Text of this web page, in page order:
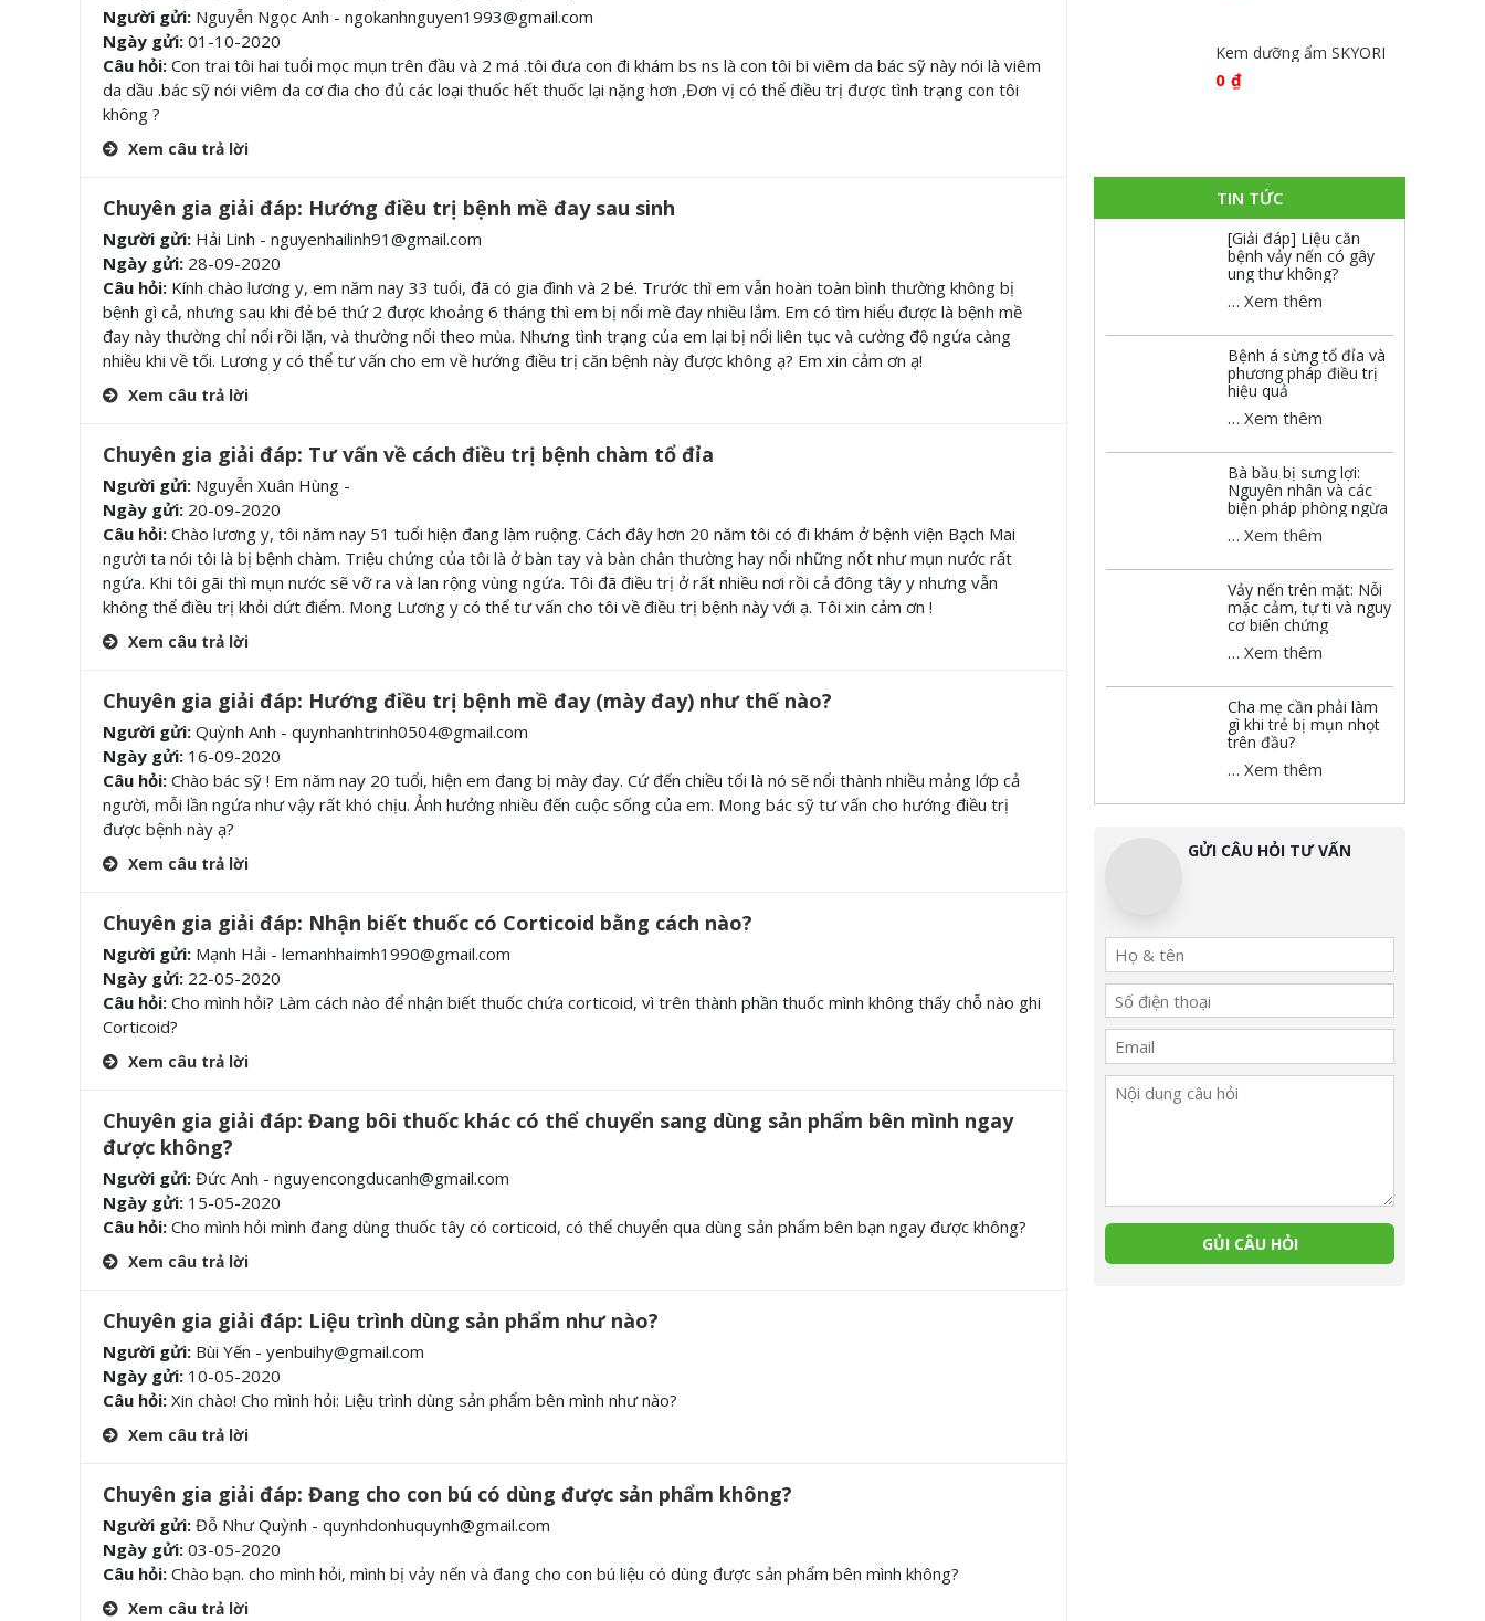
Người gửi: Nguyễn Ngọc Anh - ngokanhnguyen1993@gmail.com
Ngày gửi: 01-10-2020
Câu hỏi: Con trai tôi hai tuổi mọc mụn trên đầu và 2 má .tôi đưa con đi khám bs ns là con tôi bi viêm da bác sỹ này nói là viêm
da dầu .bác sỹ nói viêm da cơ đia cho đủ các loại thuốc hết thuốc lại nặng hơn ,Đơn vị có thể điều trị được tình trạng con tôi
không ?
Xem câu trả lời
Chuyên gia giải đáp: Hướng điều trị bệnh mề đay sau sinh
Người gửi: Hải Linh - nguyenhailinh91@gmail.com
Ngày gửi: 28-09-2020
Câu hỏi: Kính chào lương y, em năm nay 33 tuổi, đã có gia đình và 2 bé. Trước thì em vẫn hoàn toàn bình thường không bị
bệnh gì cả, nhưng sau khi đẻ bé thứ 2 được khoảng 6 tháng thì em bị nổi mề đay nhiều lắm. Em có tìm hiểu được là bệnh mề
đay này thường chỉ nổi rồi lặn, và thường nổi theo mùa. Nhưng tình trạng của em lại bị nổi liên tục và cường độ ngứa càng
nhiều khi về tối. Lương y có thể tư vấn cho em về hướng điều trị căn bệnh này được không ạ? Em xin cảm ơn ạ!
Xem câu trả lời
Chuyên gia giải đáp: Tư vấn về cách điều trị bệnh chàm tổ đỉa
Người gửi: Nguyễn Xuân Hùng -
Ngày gửi: 20-09-2020
Câu hỏi: Chào lương y, tôi năm nay 51 tuổi hiện đang làm ruộng. Cách đây hơn 20 năm tôi có đi khám ở bệnh viện Bạch Mai
người ta nói tôi là bị bệnh chàm. Triệu chứng của tôi là ở bàn tay và bàn chân thường hay nổi những nốt như mụn nước rất
ngứa. Khi tôi gãi thì mụn nước sẽ vỡ ra và lan rộng vùng ngứa. Tôi đã điều trị ở rất nhiều nơi rồi cả đông tây y nhưng vẫn
không thể điều trị khỏi dứt điểm. Mong Lương y có thể tư vấn cho tôi về điều trị bệnh này với ạ. Tôi xin cảm ơn !
Xem câu trả lời
Chuyên gia giải đáp: Hướng điều trị bệnh mề đay (mày đay) như thế nào?
Người gửi: Quỳnh Anh - quynhanhtrinh0504@gmail.com
Ngày gửi: 16-09-2020
Câu hỏi: Chào bác sỹ ! Em năm nay 20 tuổi, hiện em đang bị mày đay. Cứ đến chiều tối là nó sẽ nổi thành nhiều mảng lớp cả
người, mỗi lần ngứa như vậy rất khó chịu. Ảnh hưởng nhiều đến cuộc sống của em. Mong bác sỹ tư vấn cho hướng điều trị
được bệnh này ạ?
Xem câu trả lời
Chuyên gia giải đáp: Nhận biết thuốc có Corticoid bằng cách nào?
Người gửi: Mạnh Hải - lemanhhaimh1990@gmail.com
Ngày gửi: 22-05-2020
Câu hỏi: Cho mình hỏi? Làm cách nào để nhận biết thuốc chứa corticoid, vì trên thành phần thuốc mình không thấy chỗ nào ghi
Corticoid?
Xem câu trả lời
Chuyên gia giải đáp: Đang bôi thuốc khác có thể chuyển sang dùng sản phẩm bên mình ngay
được không?
Người gửi: Đức Anh - nguyencongducanh@gmail.com
Ngày gửi: 15-05-2020
Câu hỏi: Cho mình hỏi mình đang dùng thuốc tây có corticoid, có thể chuyển qua dùng sản phẩm bên bạn ngay được không?
Xem câu trả lời
Chuyên gia giải đáp: Liệu trình dùng sản phẩm như nào?
Người gửi: Bùi Yến - yenbuihy@gmail.com
Ngày gửi: 10-05-2020
Câu hỏi: Xin chào! Cho mình hỏi: Liệu trình dùng sản phẩm bên mình như nào?
Xem câu trả lời
Chuyên gia giải đáp: Đang cho con bú có dùng được sản phẩm không?
Người gửi: Đỗ Như Quỳnh - quynhdonhuquynh@gmail.com
Ngày gửi: 03-05-2020
Câu hỏi: Chào bạn. cho mình hỏi, mình bị vảy nến và đang cho con bú liệu có dùng được sản phẩm bên mình không?
Xem câu trả lời
Kem dưỡng ẩm SKYORI
0 ₫
TIN TỨC
[Giải đáp] Liệu căn
bệnh vảy nến có gây
ung thư không?
… Xem thêm
Bệnh á sừng tổ đỉa và
phương pháp điều trị
hiệu quả
… Xem thêm
Bà bầu bị sưng lợi:
Nguyên nhân và các
biện pháp phòng ngừa
… Xem thêm
Vảy nến trên mặt: Nỗi
mặc cảm, tự ti và nguy
cơ biến chứng
… Xem thêm
Cha mẹ cần phải làm
gì khi trẻ bị mụn nhọt
trên đầu?
… Xem thêm
GỬI CÂU HỎI TƯ VẤN